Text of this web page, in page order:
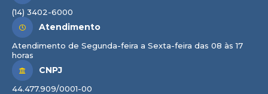
(14) 3402-6000
Atendimento
Atendimento de Segunda-feira a Sexta-feira das 08 às 17
horas
CNPJ
44.477.909/0001-00